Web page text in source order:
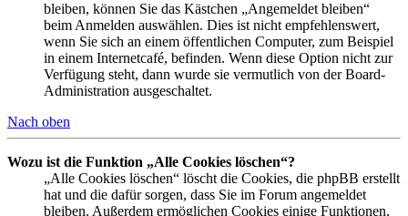
bleiben, können Sie das Kästchen „Angemeldet bleiben“
beim Anmelden auswählen. Dies ist nicht empfehlenswert,
wenn Sie sich an einem öffentlichen Computer, zum Beispiel
in einem Internetcafé, befinden. Wenn diese Option nicht zur
Verfügung steht, dann wurde sie vermutlich von der Board-
Administration ausgeschaltet.
Nach oben
Wozu ist die Funktion „Alle Cookies löschen“?
„Alle Cookies löschen“ löscht die Cookies, die phpBB erstellt
hat und die dafür sorgen, dass Sie im Forum angemeldet
bleiben. Außerdem ermöglichen Cookies einige Funktionen,